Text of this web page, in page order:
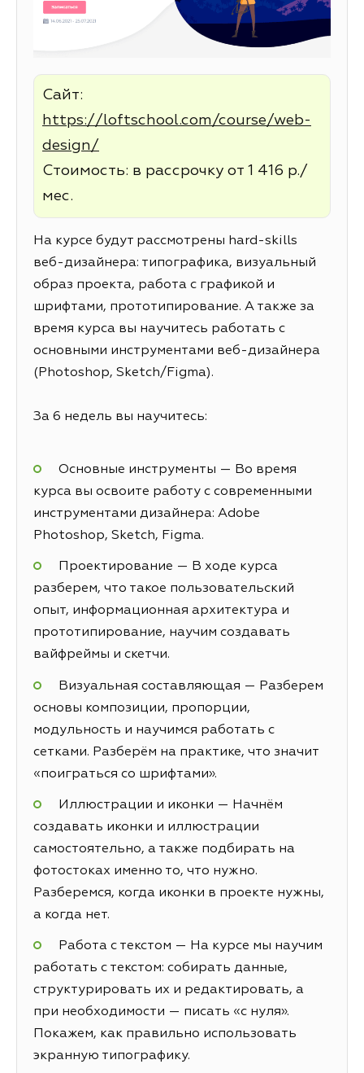
Сайт:
https://loftschool.com/course/web-
design/
Стоимость: в рассрочку от 1 416 р./
мес.
На курсе будут рассмотрены hard-skills
веб-дизайнера: типографика, визуальный
образ проекта, работа с графикой и
шрифтами, прототипирование. А также за
время курса вы научитесь работать с
основными инструментами веб-дизайнера
(Photoshop, Sketch/Figma).
За 6 недель вы научитесь:
Основные инструменты — Во время
курса вы освоите работу с современными
инструментами дизайнера: Adobe
Photoshop, Sketch, Figma.
Проектирование — В ходе курса
разберем, что такое пользовательский
опыт, информационная архитектура и
прототипирование, научим создавать
вайфреймы и скетчи.
Визуальная составляющая — Разберем
основы композиции, пропорции,
модульность и научимся работать с
сетками. Разберём на практике, что значит
«поиграться со шрифтами».
Иллюстрации и иконки — Начнём
создавать иконки и иллюстрации
самостоятельно, а также подбирать на
фотостоках именно то, что нужно.
Разберемся, когда иконки в проекте нужны,
а когда нет.
Работа с текстом — На курсе мы научим
работать с текстом: собирать данные,
структурировать их и редактировать, а
при необходимости — писать «с нуля».
Покажем, как правильно использовать
экранную типографику.